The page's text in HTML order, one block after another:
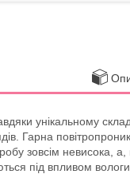
унікальному
Гарна
зовсім невисока,
під впливом